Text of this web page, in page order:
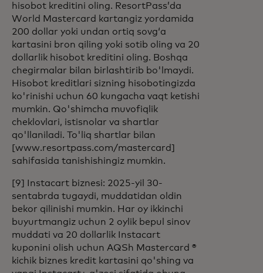
hisobot kreditini oling. ResortPass’da
World Mastercard kartangiz yordamida
200 dollar yoki undan ortiq sovg‘a
kartasini bron qiling yoki sotib oling va 20
dollarlik hisobot kreditini oling. Boshqa
chegirmalar bilan birlashtirib bo'lmaydi.
Hisobot kreditlari sizning hisobotingizda
ko'rinishi uchun 60 kungacha vaqt ketishi
mumkin. Qo'shimcha muvofiqlik
cheklovlari, istisnolar va shartlar
qo'llaniladi. To'liq shartlar bilan
[www.resortpass.com/mastercard]
sahifasida tanishishingiz mumkin.
[9] Instacart biznesi: 2025-yil 30-
sentabrda tugaydi, muddatidan oldin
bekor qilinishi mumkin. Har oy ikkinchi
buyurtmangiz uchun 2 oylik bepul sinov
muddati va 20 dollarlik Instacart
kuponini olish uchun AQSh Mastercard ®
kichik biznes kredit kartasini qo'shing va